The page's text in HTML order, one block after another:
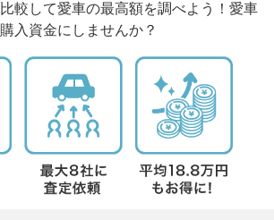
較して愛車の最高額を調べよう！愛車
入資金にしませんか？